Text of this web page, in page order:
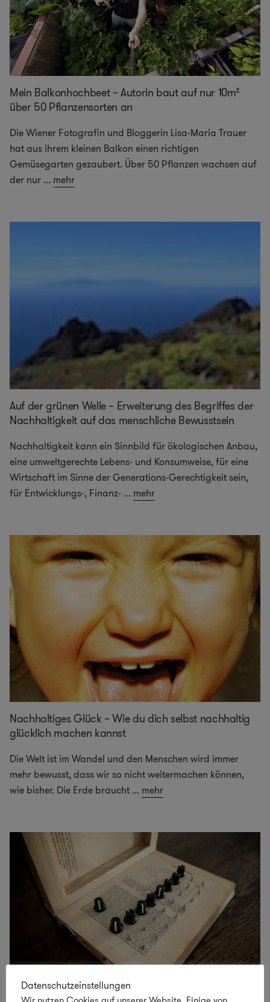
Mein Balkonhochbeet – Autorin baut auf nur 10m²
über 50 Pflanzensorten an
Die Wiener Fotografin und Bloggerin Lisa-Maria Trauer
hat aus ihrem kleinen Balkon einen richtigen
Gemüsegarten gezaubert. Über 50 Pflanzen wachsen auf
der nur ... mehr
Auf der grünen Welle – Erweiterung des Begriffes der
Nachhaltigkeit auf das menschliche Bewusstsein
Nachhaltigkeit kann ein Sinnbild für ökologischen Anbau,
eine umweltgerechte Lebens- und Konsumweise, für eine
Wirtschaft im Sinne der Generations-Gerechtigkeit sein,
für Entwicklungs-, Finanz- ... mehr
Nachhaltiges Glück – Wie du dich selbst nachhaltig
glücklich machen kannst
Die Welt ist im Wandel und den Menschen wird immer
mehr bewusst, dass wir so nicht weitermachen können,
wie bisher. Die Erde braucht ... mehr
Datenschutzeinstellungen